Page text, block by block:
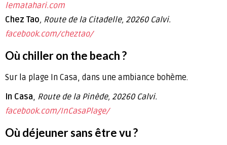
lematahari.com
Chez Tao, Route de la Citadelle, 20260 Calvi.
facebook.com/cheztao/
Où chiller on the beach ?
Sur la plage In Casa, dans une ambiance bohème.
In Casa, Route de la Pinède, 20260 Calvi.
facebook.com/InCasaPlage/
Où déjeuner sans être vu ?